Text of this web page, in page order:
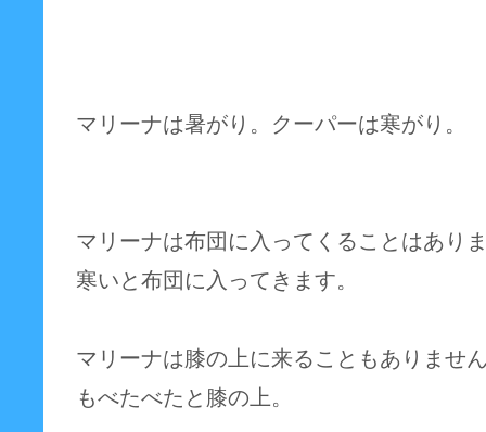
マリーナは暑がり。クーパーは寒がり。
マリーナは布団に入ってくることはあり
寒いと布団に入ってきます。
マリーナは膝の上に来ることもありませ
もべたべたと膝の上。